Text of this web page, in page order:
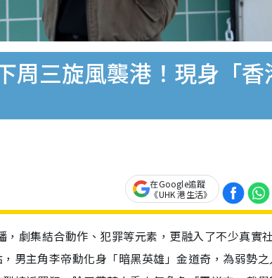
周三旋風襲港！現身「
在Google追蹤
《UHK 港生活》
劇集結合動作、犯罪等元素，更融入了不少真實
男主角李帝勳化身「暗黑英雄」金道奇，為弱勢